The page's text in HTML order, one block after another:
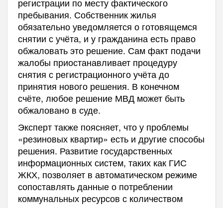
пребывания. Собственник жилья
обязательно уведомляется о готовящемся
снятии с учёта, и у гражданина есть право
обжаловать это решение. Сам факт подачи
жалобы приостанавливает процедуру
снятия с регистрационного учёта до
принятия нового решения. В конечном
счёте, любое решение МВД может быть
обжаловано в суде.
Эксперт также поясняет, что у проблемы
«резиновых квартир» есть и другие способы
решения. Развитие государственных
информационных систем, таких как ГИС
ЖКХ, позволяет в автоматическом режиме
сопоставлять данные о потреблении
коммунальных ресурсов с количеством